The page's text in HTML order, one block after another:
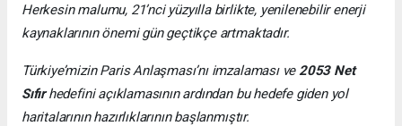
Herkesin malumu, 21’nci yüzyılla birlikte, yenilenebilir enerji
kaynaklarının önemi gün geçtikçe artmaktadır.
Türkiye’mizin Paris Anlaşması’nı imzalaması ve2053 Net
Sıfırhedefini açıklamasının ardından bu hedefe giden yol
haritalarının hazırlıklarının başlanmıştır.